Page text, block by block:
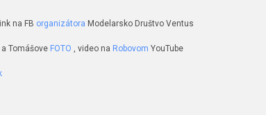
link na FB organizátora Modelarsko Društvo Ventus
Tomášove FOTO , video na Robovom YouTube